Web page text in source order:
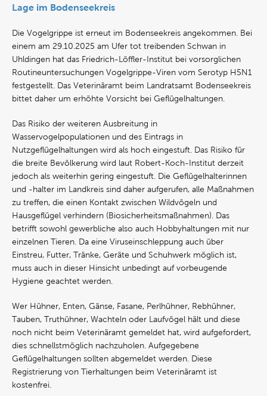
Lage im Bodenseekreis
Die Vogelgrippe ist erneut im Bodenseekreis angekommen. Bei
einem am 29.10.2025 am Ufer tot treibenden Schwan in
Uhldingen hat das Friedrich-Löffler-Institut bei vorsorglichen
Routineuntersuchungen Vogelgrippe-Viren vom Serotyp H5N1
festgestellt. Das Veterinäramt beim Landratsamt Bodenseekreis
bittet daher um erhöhte Vorsicht bei Geflügelhaltungen.
Das Risiko der weiteren Ausbreitung in
Wasservogelpopulationen und des Eintrags in
Nutzgeflügelhaltungen wird als hoch eingestuft. Das Risiko für
die breite Bevölkerung wird laut Robert-Koch-Institut derzeit
jedoch als weiterhin gering eingestuft. Die Geflügelhalterinnen
und -halter im Landkreis sind daher aufgerufen, alle Maßnahmen
zu treffen, die einen Kontakt zwischen Wildvögeln und
Hausgeflügel verhindern (Biosicherheitsmaßnahmen). Das
betrifft sowohl gewerbliche also auch Hobbyhaltungen mit nur
einzelnen Tieren. Da eine Viruseinschleppung auch über
Einstreu, Futter, Tränke, Geräte und Schuhwerk möglich ist,
muss auch in dieser Hinsicht unbedingt auf vorbeugende
Hygiene geachtet werden.
Wer Hühner, Enten, Gänse, Fasane, Perlhühner, Rebhühner,
Tauben, Truthühner, Wachteln oder Laufvögel hält und diese
noch nicht beim Veterinäramt gemeldet hat, wird aufgefordert,
dies schnellstmöglich nachzuholen. Aufgegebene
Geflügelhaltungen sollten abgemeldet werden. Diese
Registrierung von Tierhaltungen beim Veterinäramt ist
kostenfrei.